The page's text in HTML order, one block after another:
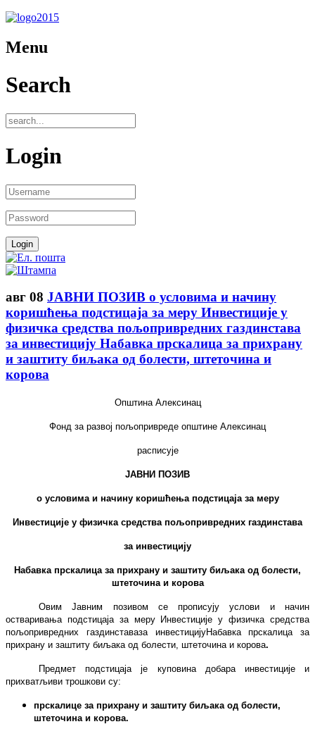
Menu
Search
Login
авг 08 ЈАВНИ ПОЗИВ о условима и начину
коришћења подстицаја за меру Инвестиције у
физичка средства пољопривредних газдинстава
за инвестицију Набавка прскалица за прихрану
и заштиту биљака од болести, штеточина и
корова
Општина Алексинац
Фонд за развој пољопривреде општине Алексинац
расписује
ЈАВНИ ПОЗИВ
о условима и начину коришћења подстицаја за меру
Инвестиције у физичка средства пољопривредних газдинстава
за инвестицију
Набавка прскалица за прихрану и заштиту биљака од болести,
штеточина и корова
Овим Јавним позивом се прописују услови и начин
остваривања подстицаја за меру Инвестиције у физичка средства
пољопривредних газдинставаза инвестицијуНабавка прскалица за
прихрану и заштиту биљака од болести, штеточина и корова.
Предмет подстицаја је куповина добара инвестиције и
прихватљиви трошкови су:
прскалицe за прихрану и заштиту биљака од болести,
штеточина и корова.